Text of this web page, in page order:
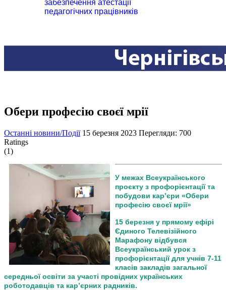
забезпечення атестації
педагогічних працівників
Обери професію своєї мрії
Останні новини/Події 15 березня 2023 Перегляди: 700
Ratings
(1)
У межах Всеукраїнського
проєкту з профорієнтації та
побудови кар’єри «Обери
професію своєї мрії»
15 березня у прямому ефірі
Єдиного Телевізійного
Марафону відбувся
Всеукраїнський урок з
профорієнтації для учнів 7-11
класів закладів загальної
середньої освіти за участі провідних українських
роботодавців та кар’єрних радників.